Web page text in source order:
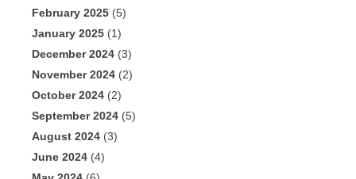
February 2025 (5)
January 2025 (1)
December 2024 (3)
November 2024 (2)
October 2024 (2)
September 2024 (5)
August 2024 (3)
June 2024 (4)